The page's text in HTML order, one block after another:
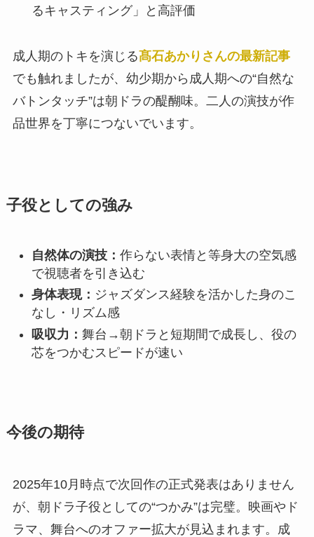
るキャスティング」と高評価
成人期のトキを演じる髙石あかりさんの最新記事
でも触れましたが、幼少期から成人期への“自然な
バトンタッチ”は朝ドラの醍醐味。二人の演技が作
品世界を丁寧につないでいます。
子役としての強み
自然体の演技： 作らない表情と等身大の空気感
で視聴者を引き込む
身体表現： ジャズダンス経験を活かした身のこ
なし・リズム感
吸収力： 舞台→朝ドラと短期間で成長し、役の
芯をつかむスピードが速い
今後の期待
2025年10月時点で次回作の正式発表はありません
が、朝ドラ子役としての“つかみ”は完璧。映画やド
ラマ、舞台へのオファー拡大が見込まれます。成